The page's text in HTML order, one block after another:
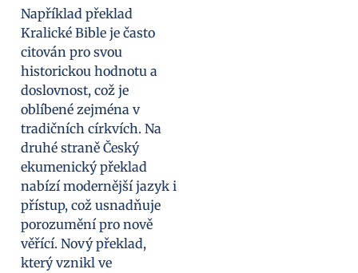
Například překlad
Kralické Bible je často
citován pro svou
historickou hodnotu a
doslovnost, což je
oblíbené zejména v
tradičních církvích. Na
druhé straně Český
ekumenický překlad
nabízí modernější jazyk i
přístup, což usnadňuje
porozumění pro nově
věřící. Nový překlad,
který vznikl ve